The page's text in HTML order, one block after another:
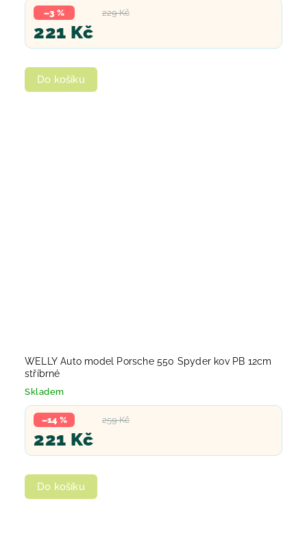
229 Kč
–3 %
221 Kč
Do košíku
WELLY Auto model Porsche 550 Spyder kov PB 12cm
stříbrné
Skladem
259 Kč
–14 %
221 Kč
Do košíku